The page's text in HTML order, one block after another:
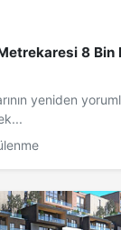
8 Bin
yeniden